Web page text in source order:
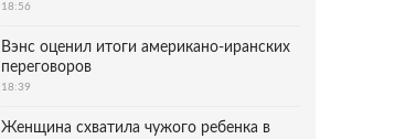
18:56
Вэнс оценил итоги американо-иранских
переговоров
18:39
Женщина схватила чужого ребенка в